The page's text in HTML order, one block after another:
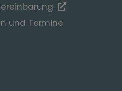
und Termine